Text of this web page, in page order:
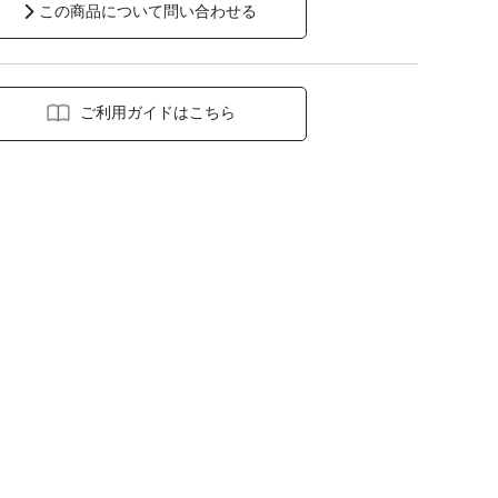
この商品について問い合わせる
ご利用ガイドはこちら